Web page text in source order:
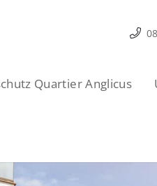
Quartier Anglicus